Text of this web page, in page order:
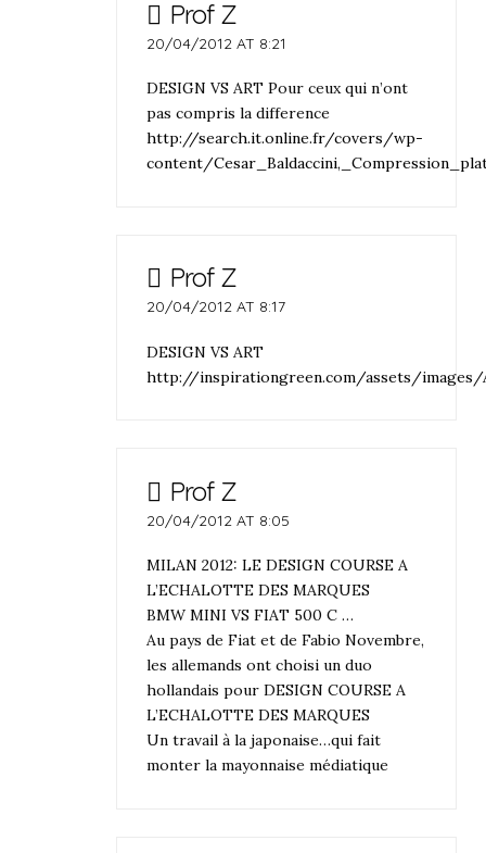
Prof Z
20/04/2012 AT 8:21
DESIGN VS ART Pour ceux qui n’ont
pas compris la difference
http://search.it.online.fr/covers/wp-
content/
Prof Z
20/04/2012 AT 8:17
DESIGN VS ART
http://inspirationgreen.com/assets/images/
Prof Z
20/04/2012 AT 8:05
MILAN 2012: LE DESIGN COURSE A
L’ECHALOTTE DES MARQUES
BMW MINI VS FIAT 500 C …
Au pays de Fiat et de Fabio Novembre,
les allemands ont choisi un duo
hollandais pour DESIGN COURSE A
L’ECHALOTTE DES MARQUES
Un travail à la japonaise…qui fait
monter la mayonnaise médiatique